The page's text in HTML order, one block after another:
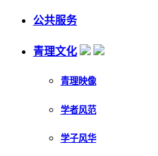
公共服务
青理文化
青理映像
学者风范
学子风华